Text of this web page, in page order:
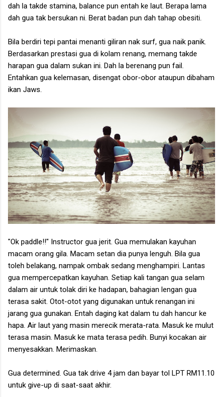
dah la takde stamina, balance pun entah ke laut. Berapa lama
dah gua tak bersukan ni. Berat badan pun dah tahap obesiti.
Bila berdiri tepi pantai menanti giliran nak surf, gua naik panik.
Berdasarkan prestasi gua di kolam renang, memang takde
harapan gua dalam sukan ini. Dah la berenang pun fail.
Entahkan gua kelemasan, disengat obor-obor ataupun dibaham
ikan Jaws.
"Ok paddle!!" Instructor gua jerit. Gua memulakan kayuhan
macam orang gila. Macam setan dia punya lenguh. Bila gua
toleh belakang, nampak ombak sedang menghampiri. Lantas
gua mempercepatkan kayuhan. Setiap kali tangan gua selam
dalam air untuk tolak diri ke hadapan, bahagian lengan gua
terasa sakit. Otot-otot yang digunakan untuk renangan ini
jarang gua gunakan. Entah daging kat dalam tu dah hancur ke
hapa. Air laut yang masin merecik merata-rata. Masuk ke mulut
terasa masin. Masuk ke mata terasa pedih. Bunyi kocakan air
menyesakkan. Merimaskan.
Gua determined. Gua tak drive 4 jam dan bayar tol LPT RM11.10
untuk give-up di saat-saat akhir.